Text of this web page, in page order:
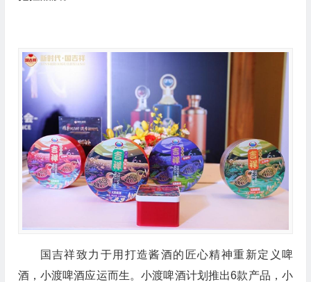
国吉祥致力于用打造酱酒的匠心精神重新定义啤
酒，小渡啤酒应运而生。小渡啤酒计划推出6款产品，小